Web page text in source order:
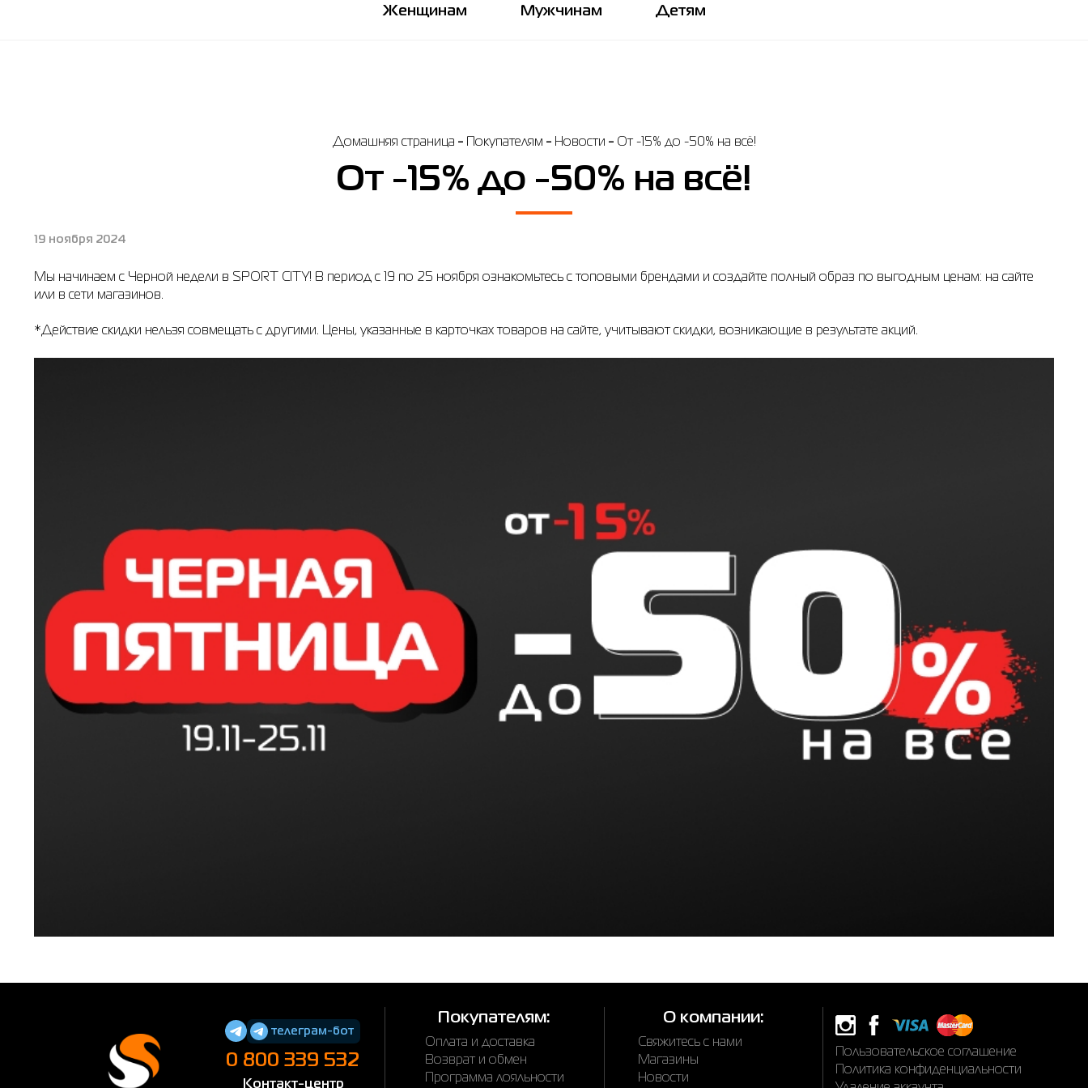
Женщинам Мужчинам Детям
Домашняя страница Покупателям Новости От -15% до -50% на всё!
От -15% до -50% на всё!
19 ноября 2024
Мы начинаем с Черной недели в SPORT CITY! В период с 19 по 25 ноября ознакомьтесь с топовыми брендами и создайте полный образ по выгодным ценам: на сайте
или в сети магазинов.
*Действие скидки нельзя совмещать с другими. Цены, указанные в карточках товаров на сайте, учитывают скидки, возникающие в результате акций.
телеграм-бот
0 800 339 532
Контакт-центр
Покупателям:
Оплата и доставка
Возврат и обмен
Программа лояльности
О компании:
Свяжитесь с нами
Магазины
Новости
Пользовательское соглашение
Политика конфиденциальности